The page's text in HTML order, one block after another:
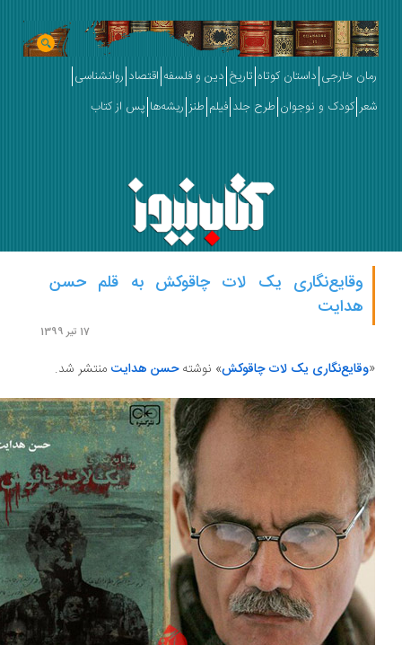
خارجی داستان کوتاه تاریخ دین و فلسفه اقتصاد روانشناسی
کودک و نوجوان طرح جلد فیلم طنز ریشه‌ها پس از کتاب
وقایع‌نگاری یک لات چاقوکش به قلم حسن
هدایت
وقایع‌نگاری یک لات چاقوکش» نوشته حسن هدایتمنتشر شد.